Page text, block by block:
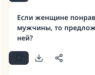
Если женщине
мужчины, то
ней?